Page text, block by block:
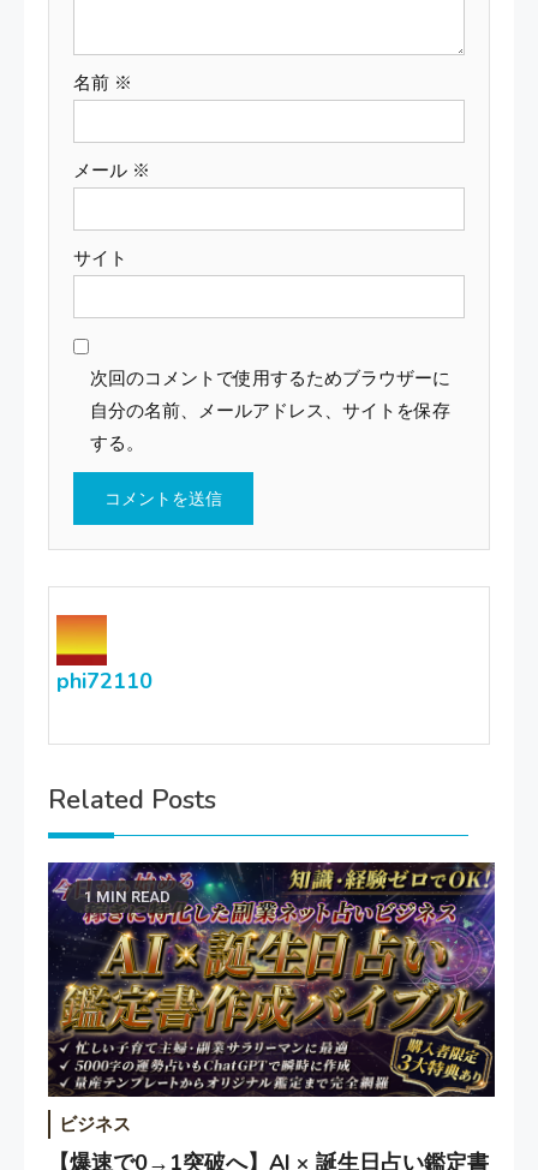
名前 ※
メール ※
サイト
次回のコメントで使用するためブラウザーに
自分の名前、メールアドレス、サイトを保存
する。
phi72110
Related Posts
1 MIN READ
ビジネス
【爆速で0→1突破へ】AI × 誕生日占い鑑定書